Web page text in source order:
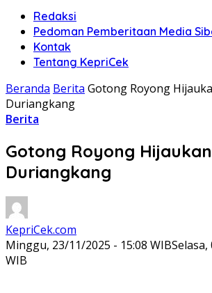
Redaksi
Pedoman Pemberitaan Media
Kontak
Tentang KepriCek
Beranda Berita Gotong Royong
Duriangkang
Berita
Gotong Royong
Duriangkang
KepriCek.com
Minggu, 23/11/2025 - 15:08 WIB
WIB